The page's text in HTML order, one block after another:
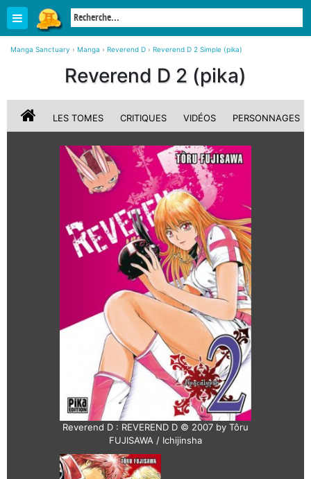
Manga Sanctuary › Manga › Reverend D › Reverend D 2 Simple (pika)
Reverend D 2 (pika)
LES TOMES CRITIQUES VIDÉOS PERSONNAGES
Reverend D : REVEREND D © 2007 by Tôru
FUJISAWA / Ichijinsha